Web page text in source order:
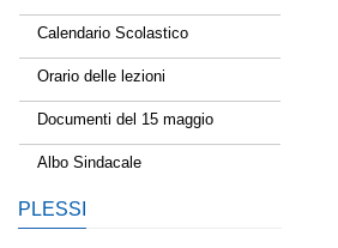
Calendario Scolastico
Orario delle lezioni
Documenti del 15 maggio
Albo Sindacale
PLESSI